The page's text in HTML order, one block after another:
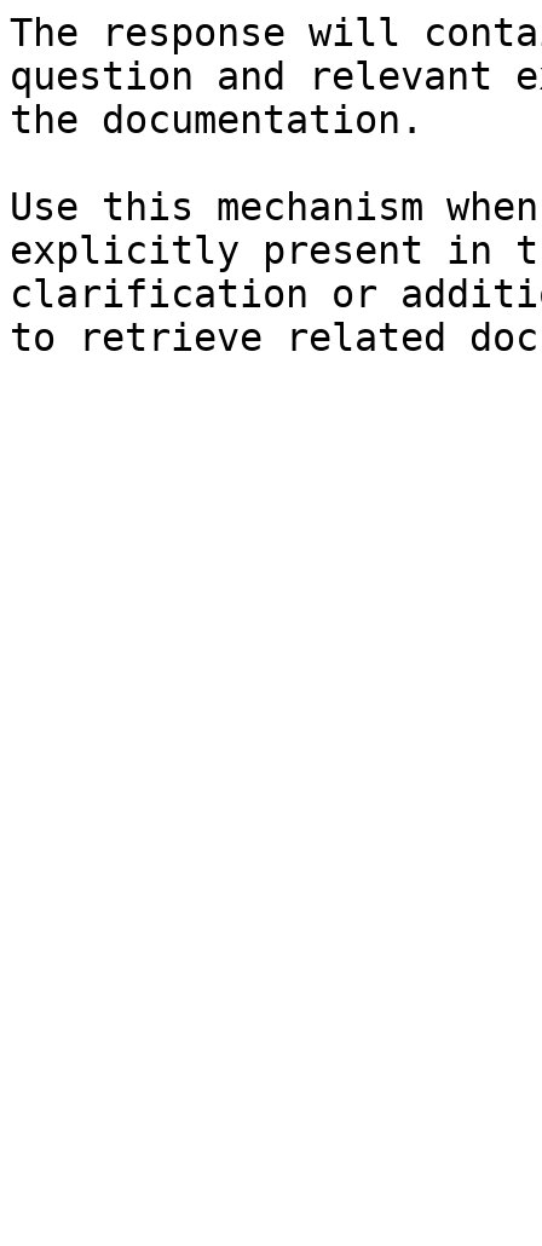
The response will
question and relevant
the documentation.
Use this mechanism
explicitly present in
clarification or